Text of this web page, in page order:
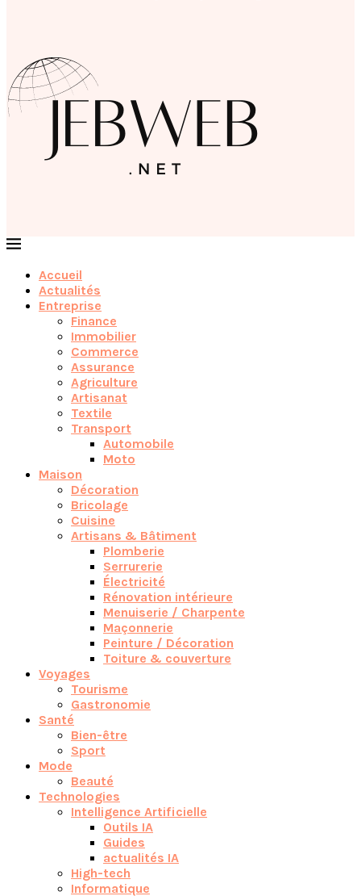
Accueil
Actualités
Entreprise
Finance
Immobilier
Commerce
Assurance
Agriculture
Artisanat
Textile
Transport
Automobile
Moto
Maison
Décoration
Bricolage
Cuisine
Artisans & Bâtiment
Plomberie
Serrurerie
Électricité
Rénovation intérieure
Menuiserie / Charpente
Maçonnerie
Peinture / Décoration
Toiture & couverture
Voyages
Tourisme
Gastronomie
Santé
Bien-être
Sport
Mode
Beauté
Technologies
Intelligence Artificielle
Outils IA
Guides
actualités IA
High-tech
Informatique